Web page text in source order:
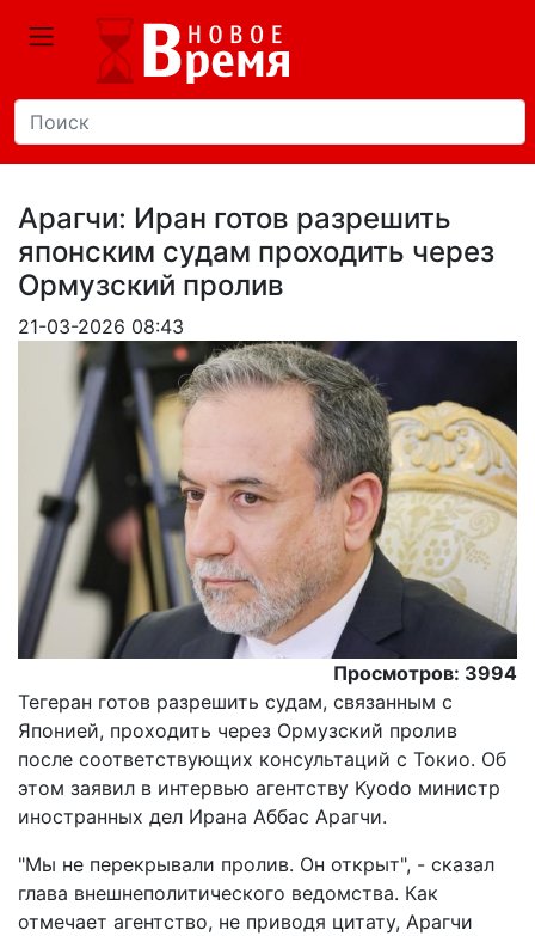
Арагчи: Иран готов разрешить
японским судам проходить через
Ормузский пролив
21-03-2026 08:43
Просмотров: 3994
Тегеран готов разрешить судам, связанным с
Японией, проходить через Ормузский пролив
после соответствующих консультаций с Токио. Об
этом заявил в интервью агентству Kyodo министр
иностранных дел Ирана Аббас Арагчи.
"Мы не перекрывали пролив. Он открыт", - сказал
глава внешнеполитического ведомства. Как
отмечает агентство, не приводя цитату, Арагчи